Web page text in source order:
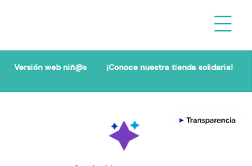
Versión web niñ@s ¡Conoce nuestra tienda solidaria!